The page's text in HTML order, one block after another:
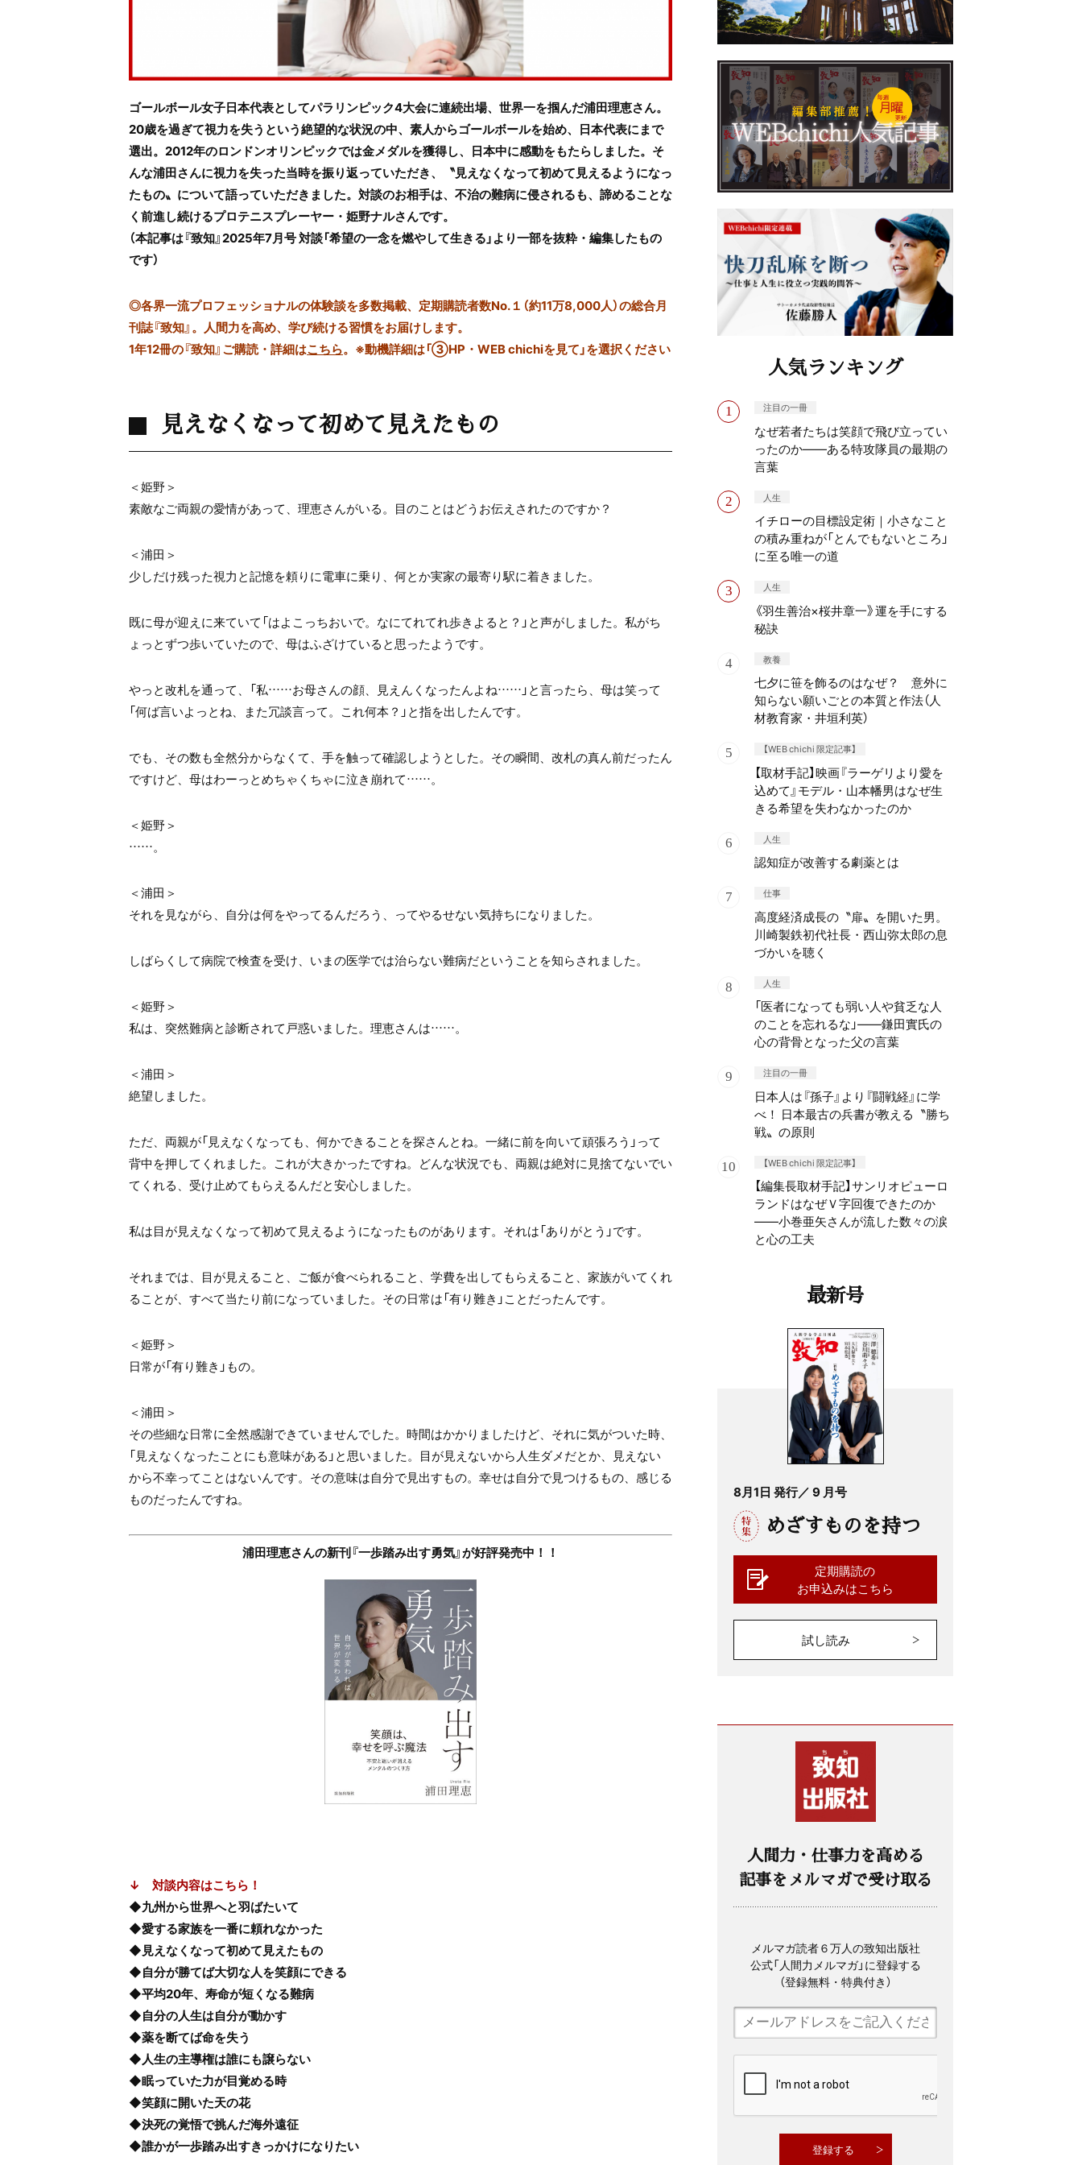
ゴールボール女子日本代表としてパラリンピック4大会に連続出場、世界一を掴んだ浦田理恵さん。
20歳を過ぎて視力を失うという絶望的な状況の中、素人からゴールボールを始め、日本代表にまで
選出。2012年のロンドンオリンピックでは金メダルを獲得し、日本中に感動をもたらしました。そ
んな浦田さんに視力を失った当時を振り返っていただき、〝見えなくなって初めて見えるようになっ
たもの〟について語っていただきました。対談のお相手は、不治の難病に侵されるも、諦めることな
く前進し続けるプロテニスプレーヤー・姫野ナルさんです。
（本記事は『致知』2025年7月号 対談「希望の一念を燃やして生きる」より一部を抜粋・編集したもの
です）
◎各界一流プロフェッショナルの体験談を多数掲載、定期購読者数No.１（約11万8,000人）の総合月
刊誌『致知』。人間力を高め、学び続ける習慣をお届けします。
1年12冊の『致知』ご購読・詳細はこちら。 ※動機詳細は「③HP・WEB chichiを見て」を選択ください
見えなくなって初めて見えたもの
＜姫野＞
素敵なご両親の愛情があって、理恵さんがいる。目のことはどうお伝えされたのですか？
＜浦田＞
少しだけ残った視力と記憶を頼りに電車に乗り、何とか実家の最寄り駅に着きました。
既に母が迎えに来ていて「はよこっちおいで。なにてれてれ歩きよると？」と声がしました。私がち
ょっとずつ歩いていたので、母はふざけていると思ったようです。
やっと改札を通って、「私……お母さんの顔、見えんくなったんよね……」と言ったら、母は笑って
「何ば言いよっとね、また冗談言って。これ何本？」と指を出したんです。
でも、その数も全然分からなくて、手を触って確認しようとした。その瞬間、改札の真ん前だったん
ですけど、母はわーっとめちゃくちゃに泣き崩れて……。
＜姫野＞
……。
＜浦田＞
それを見ながら、自分は何をやってるんだろう、ってやるせない気持ちになりました。
しばらくして病院で検査を受け、いまの医学では治らない難病だということを知らされました。
＜姫野＞
私は、突然難病と診断されて戸惑いました。理恵さんは……。
＜浦田＞
絶望しました。
ただ、両親が「見えなくなっても、何かできることを探さんとね。一緒に前を向いて頑張ろう」って
背中を押してくれました。これが大きかったですね。どんな状況でも、両親は絶対に見捨てないでい
てくれる、受け止めてもらえるんだと安心しました。
私は目が見えなくなって初めて見えるようになったものがあります。それは「ありがとう」です。
それまでは、目が見えること、ご飯が食べられること、学費を出してもらえること、家族がいてくれ
ることが、すべて当たり前になっていました。その日常は「有り難き」ことだったんです。
＜姫野＞
日常が「有り難き」もの。
＜浦田＞
その些細な日常に全然感謝できていませんでした。時間はかかりましたけど、それに気がついた時、
「見えなくなったことにも意味がある」と思いました。目が見えないから人生ダメだとか、見えない
から不幸ってことはないんです。その意味は自分で見出すもの。幸せは自分で見つけるもの、感じる
ものだったんですね。
浦田理恵さんの新刊『一歩踏み出す勇気』が好評発売中！！
↓ 対談内容はこちら！
◆九州から世界へと羽ばたいて
◆愛する家族を一番に頼れなかった
◆見えなくなって初めて見えたもの
◆自分が勝てば大切な人を笑顔にできる
◆平均20年、寿命が短くなる難病
◆自分の人生は自分が動かす
◆薬を断てば命を失う
◆人生の主導権は誰にも譲らない
◆眠っていた力が目覚める時
◆笑顔に開いた天の花
◆決死の覚悟で挑んだ海外遠征
◆誰かが一歩踏み出すきっかけになりたい
人気ランキング
注目の一冊
なぜ若者たちは笑顔で飛び立ってい
ったのか——ある特攻隊員の最期の
言葉
人生
イチローの目標設定術｜小さなこと
の積み重ねが「とんでもないところ」
に至る唯一の道
人生
《羽生善治×桜井章一》運を手にする
秘訣
教養
七夕に笹を飾るのはなぜ？ 意外に
知らない願いごとの本質と作法（人
材教育家・井垣利英）
【WEB chichi 限定記事】
【取材手記】映画『ラーゲリより愛を
込めて』モデル・山本幡男はなぜ生
きる希望を失わなかったのか
人生
認知症が改善する劇薬とは
仕事
高度経済成長の〝扉〟を開いた男。
川崎製鉄初代社長・西山弥太郎の息
づかいを聴く
人生
「医者になっても弱い人や貧乏な人
のことを忘れるな」——鎌田實氏の
心の背骨となった父の言葉
注目の一冊
日本人は『孫子』より『闘戦経』に学
べ！ 日本最古の兵書が教える〝勝ち
戦〟の原則
【WEB chichi 限定記事】
【編集長取材手記】サンリオピューロ
ランドはなぜＶ字回復できたのか
——小巻亜矢さんが流した数々の涙
と心の工夫
最新号
8月1日 発行／ 9 月号
めざすものを持つ
定期購読の
お申込みはこちら
試し読み
人間力・仕事力を高める
記事をメルマガで受け取る
メルマガ読者６万人の致知出版社
公式「人間力メルマガ」に登録する
（登録無料・特典付き）